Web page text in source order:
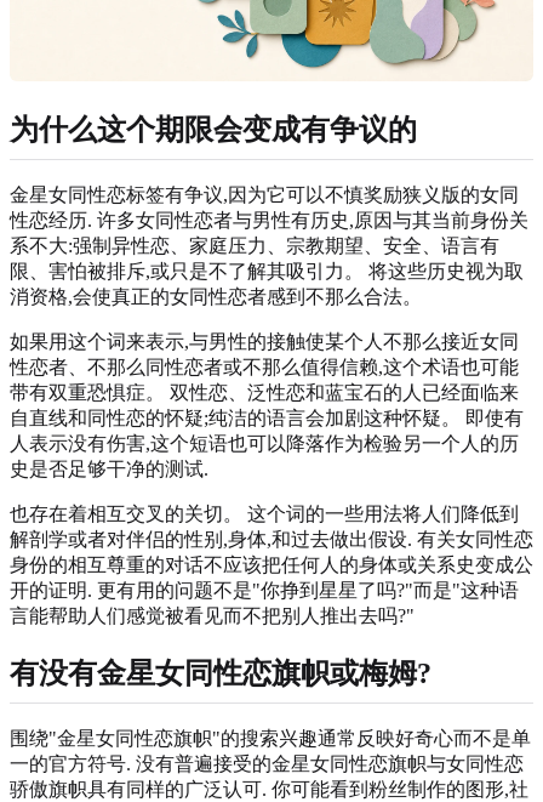
为什么这个期限会变成有争议的
金星女同性恋标签有争议,因为它可以不慎奖励狭义版的女同
性恋经历. 许多女同性恋者与男性有历史,原因与其当前身份关
系不大:强制异性恋、家庭压力、宗教期望、安全、语言有
限、害怕被排斥,或只是不了解其吸引力。 将这些历史视为取
消资格,会使真正的女同性恋者感到不那么合法。
如果用这个词来表示,与男性的接触使某个人不那么接近女同
性恋者、不那么同性恋者或不那么值得信赖,这个术语也可能
带有双重恐惧症。 双性恋、泛性恋和蓝宝石的人已经面临来
自直线和同性恋的怀疑;纯洁的语言会加剧这种怀疑。 即使有
人表示没有伤害,这个短语也可以降落作为检验另一个人的历
史是否足够干净的测试.
也存在着相互交叉的关切。 这个词的一些用法将人们降低到
解剖学或者对伴侣的性别,身体,和过去做出假设. 有关女同性恋
身份的相互尊重的对话不应该把任何人的身体或关系史变成公
开的证明. 更有用的问题不是"你挣到星星了吗?"而是"这种语
言能帮助人们感觉被看见而不把别人推出去吗?"
有没有金星女同性恋旗帜或梅姆?
围绕"金星女同性恋旗帜"的搜索兴趣通常反映好奇心而不是单
一的官方符号. 没有普遍接受的金星女同性恋旗帜与女同性恋
骄傲旗帜具有同样的广泛认可. 你可能看到粉丝制作的图形,社